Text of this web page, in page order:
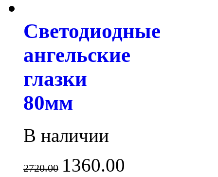
Светодиодные
ангельские
глазки
80мм
В наличии
2720.00 1360.00